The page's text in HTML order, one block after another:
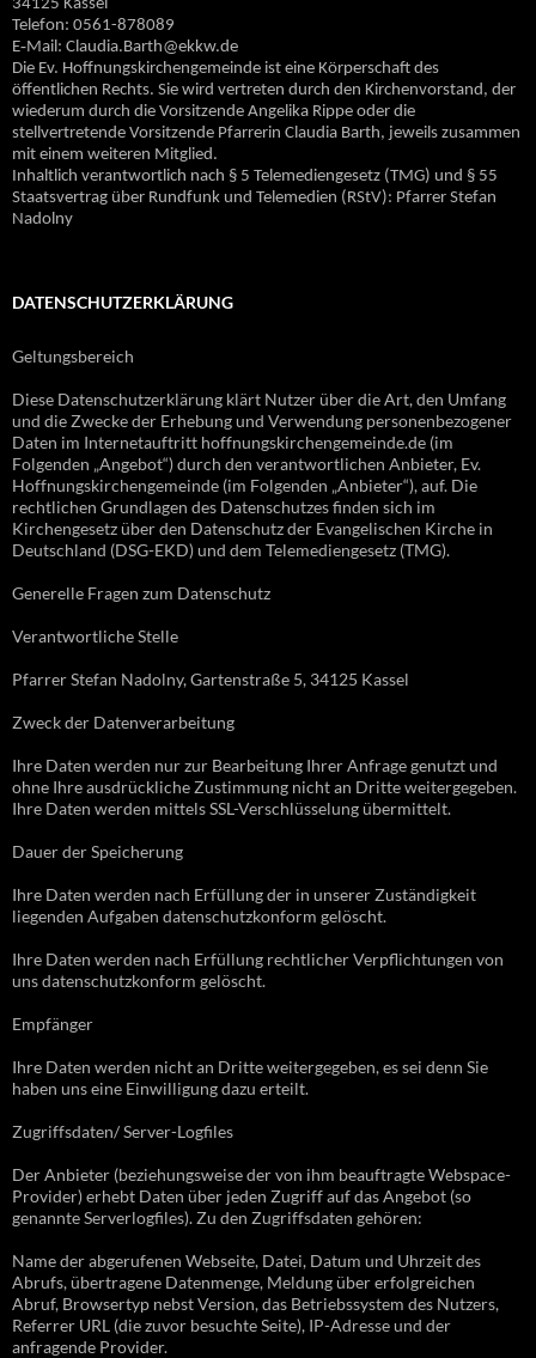
34125 Kassel
Telefon: 0561-878089
E‐Mail: Claudia.Barth@ekkw.de
Die Ev. Hoffnungskirchengemeinde ist eine Körperschaft des
öffentlichen Rechts. Sie wird vertreten durch den Kirchenvorstand, der
wiederum durch die Vorsitzende Angelika Rippe oder die
stellvertretende Vorsitzende Pfarrerin Claudia Barth, jeweils zusammen
mit einem weiteren Mitglied.
Inhaltlich verantwortlich nach § 5 Telemediengesetz (TMG) und § 55
Staatsvertrag über Rundfunk und Telemedien (RStV): Pfarrer Stefan
Nadolny
DATENSCHUTZERKLÄRUNG
Geltungsbereich
Diese Datenschutzerklärung klärt Nutzer über die Art, den Umfang
und die Zwecke der Erhebung und Verwendung personenbezogener
Daten im Internetauftritt hoffnungskirchengemeinde.de (im
Folgenden „Angebot“) durch den verantwortlichen Anbieter, Ev.
Hoffnungskirchengemeinde (im Folgenden „Anbieter“), auf. Die
rechtlichen Grundlagen des Datenschutzes finden sich im
Kirchengesetz über den Datenschutz der Evangelischen Kirche in
Deutschland (DSG-EKD) und dem Telemediengesetz (TMG).
Generelle Fragen zum Datenschutz
Verantwortliche Stelle
Pfarrer Stefan Nadolny, Gartenstraße 5, 34125 Kassel
Zweck der Datenverarbeitung
Ihre Daten werden nur zur Bearbeitung Ihrer Anfrage genutzt und
ohne Ihre ausdrückliche Zustimmung nicht an Dritte weitergegeben.
Ihre Daten werden mittels SSL-Verschlüsselung übermittelt.
Dauer der Speicherung
Ihre Daten werden nach Erfüllung der in unserer Zuständigkeit
liegenden Aufgaben datenschutzkonform gelöscht.
Ihre Daten werden nach Erfüllung rechtlicher Verpflichtungen von
uns datenschutzkonform gelöscht.
Empfänger
Ihre Daten werden nicht an Dritte weitergegeben, es sei denn Sie
haben uns eine Einwilligung dazu erteilt.
Zugriffsdaten/ Server-Logfiles
Der Anbieter (beziehungsweise der von ihm beauftragte Webspace-
Provider) erhebt Daten über jeden Zugriff auf das Angebot (so
genannte Serverlogfiles). Zu den Zugriffsdaten gehören:
Name der abgerufenen Webseite, Datei, Datum und Uhrzeit des
Abrufs, übertragene Datenmenge, Meldung über erfolgreichen
Abruf, Browsertyp nebst Version, das Betriebssystem des Nutzers,
Referrer URL (die zuvor besuchte Seite), IP-Adresse und der
anfragende Provider.